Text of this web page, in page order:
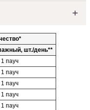
шт./день**
1 пауч
1 пауч
1 пауч
1 пауч
1 пауч